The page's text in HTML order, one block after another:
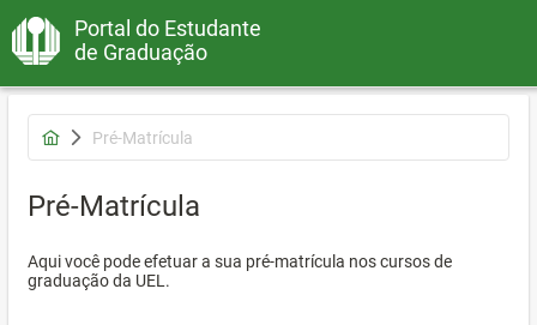
Portal do Estudante
de Graduação
Pré-Matrícula
Pré-Matrícula
Aqui você pode efetuar a sua pré-matrícula nos cursos de
graduação da UEL.